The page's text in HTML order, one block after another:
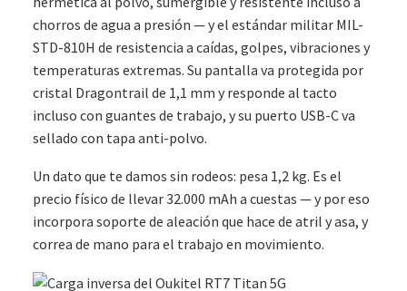
chorros de agua a presión — y el estándar militar MIL-
STD-810H de resistencia a caídas, golpes, vibraciones y
temperaturas extremas. Su pantalla va protegida por
cristal Dragontrail de 1,1 mm y responde al tacto
incluso con guantes de trabajo, y su puerto USB-C va
sellado con tapa anti-polvo.
Un dato que te damos sin rodeos: pesa 1,2 kg. Es el
precio físico de llevar 32.000 mAh a cuestas — y por eso
incorpora soporte de aleación que hace de atril y asa, y
correa de mano para el trabajo en movimiento.